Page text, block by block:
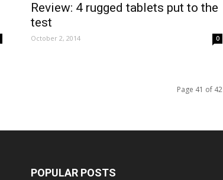
Review: 4 rugged tablets put to the
test
October 2, 2014 0
Page 41 of 42
POPULAR POSTS